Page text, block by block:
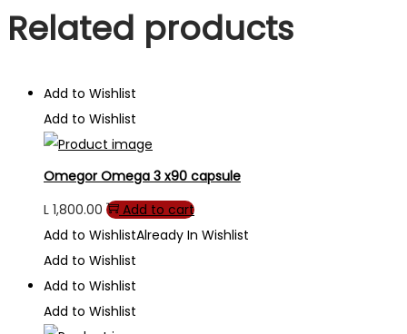
Related products
Add to Wishlist
Add to Wishlist
Omegor Omega 3 x90 capsule
L 1,800.00
Add to cart
Add to WishlistAlready In Wishlist
Add to Wishlist
Add to Wishlist
Add to Wishlist